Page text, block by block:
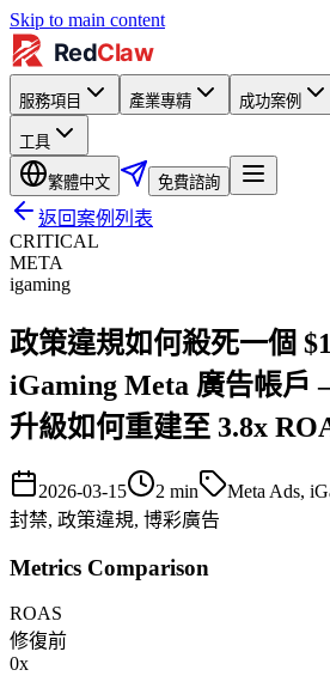
Skip to main content
服務項目 產業專精 成功案例
工具
繁體中文 免費諮詢
返回案例列表
CRITICAL
META
igaming
政策違規如何殺死一個
iGaming Meta 廣告帳戶
升級如何重建至 3.8x
2026-03-15 2 min
Meta Ads,
封禁, 政策違規, 博彩廣告
Metrics Comparison
ROAS
修復前
0x